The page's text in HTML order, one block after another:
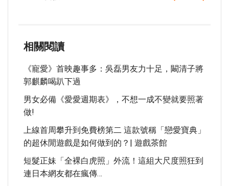
相關閱讀
《寵愛》首映趣事多：吳磊男友力十足，闞清子將
郭麒麟喝趴下過
男女必備《愛愛週期表》，不想一成不變就要照著
做!
上線首周攀升到免費榜第二 這款號稱「戀愛寶典」
的超休閒遊戲是如何做到的？| 遊戲茶館
短髮正妹「全裸白虎照」外流！這組大尺度照狂到
連日本網友都在瘋傳…